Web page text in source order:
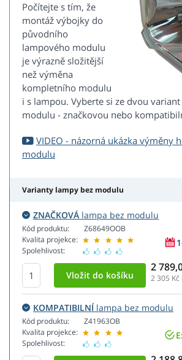
Počítejte s tím, že
montáž výbojky do
původního
lampového modulu
je výrazně složitější
než výměna
kompletního modulu
i s lampou. Vyberte si ze dvou
modulu - značkovou nebo
VIDEO - názorná ukázka výměny
modulu
Varianty lampy bez modulu
ZNAČKOVÁ lampa bez modulu
Kód produktu:
Kvalita projekce:
Spolehlivost:
Z68649OOB
2
2 305
KOMPATIBILNÍlampa bez modulu
Kód produktu:
Kvalita projekce:
Spolehlivost:
Z41963OB